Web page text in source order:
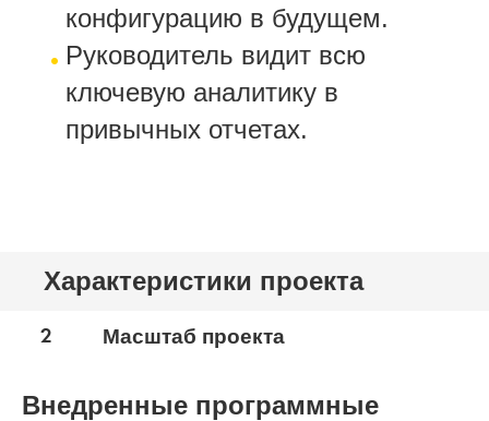
конфигурацию в будущем.
Руководитель видит всю
ключевую аналитику в
привычных отчетах.
Характеристики проекта
2 Масштаб проекта
Внедренные программные